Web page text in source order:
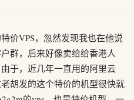
价VPS，忽然发现我也在他说
群，后来好像卖给给香港人
于，近几年一直用的阿里云
胡发的这个特价的机型很快就